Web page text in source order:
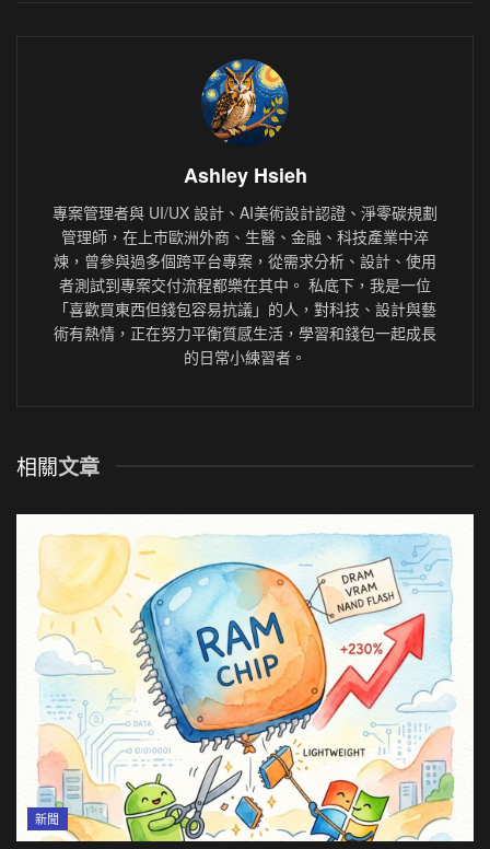
Ashley Hsieh
專案管理者與 UI/UX 設計、AI美術設計認證、淨零碳規劃
管理師，在上市歐洲外商、生醫、金融、科技產業中淬
煉，曾參與過多個跨平台專案，從需求分析、設計、使用
者測試到專案交付流程都樂在其中。 私底下，我是一位
「喜歡買東西但錢包容易抗議」的人，對科技、設計與藝
術有熱情，正在努力平衡質感生活，學習和錢包一起成長
的日常小練習者。
相關文章
新聞